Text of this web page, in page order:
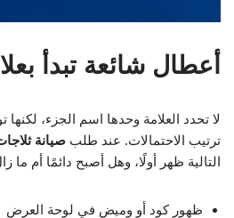
أعطال شائعة تبدأ
لا تحدد العلامة وحدها اسم الجزء،
ترتيب الاحتمالات. عند طلب صيانة
التالية ظهر أولًا، وهل أصبح دائمًا أم ما
ظهور كود أو وميض في لوحة العرض